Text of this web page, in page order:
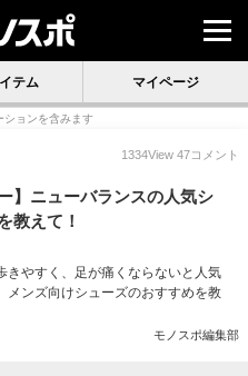
テム マイページ
ションを含みます
1334View 47コメント
】ニューバランスの人気シ
教えて！
きやすく、足が痛くならないと人気
メンズ向けシューズのおすすめを教
モノスポ編集部